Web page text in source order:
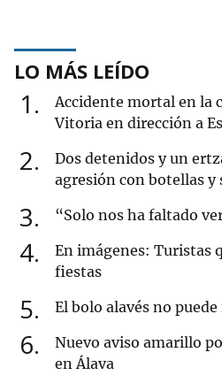
LO MÁS LEÍDO
1
Accidente mortal en la
Vitoria en dirección a
2
Dos detenidos y un
agresión con botellas y
3 “Solo nos ha faltado
4
En imágenes: Turistas
fiestas
5 El bolo alavés no
6
Nuevo aviso amarillo
en Álava